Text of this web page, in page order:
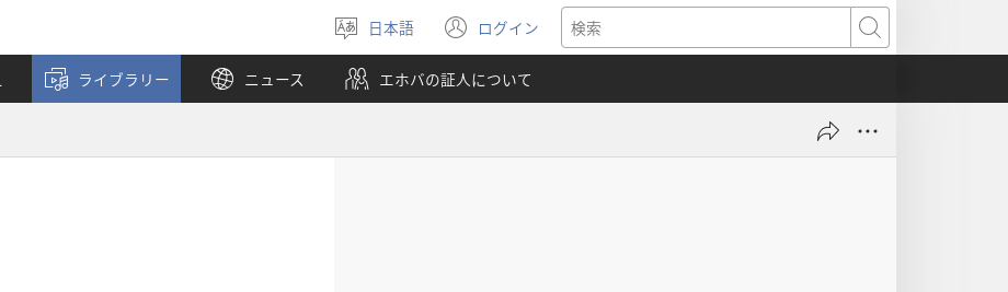
言
語
を
選
日本語 ログイン
（新
し
い
タ
で
検
索
ライブラリー ニュース エホバの証人について